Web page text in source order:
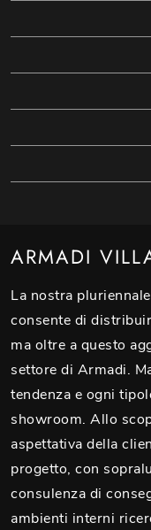
ARMADI
La nostra
consente di
ma oltre a questo
settore di Armadi.
tendenza e ogni
showroom. Allo
aspettativa della
progetto, con
consulenza di
ambienti interni